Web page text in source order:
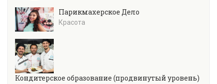
Парикмахерское Дело
Красота
Кондитерское образование (продвинутый уровень)